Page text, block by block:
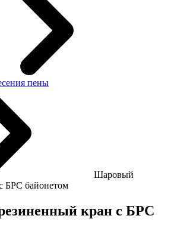
пены
Шаровый
БРС байонетом
кран с БРС